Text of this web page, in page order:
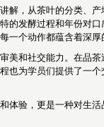
解，从茶叶的分类、
的发酵过程和年份对
一个动作都蕴含着深厚
美和社交能力。在品
也为学员们提供了一
体验，更是一种对生